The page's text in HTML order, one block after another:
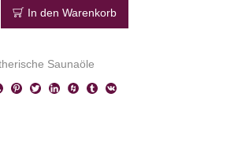
In den Warenkorb
Saunaöle